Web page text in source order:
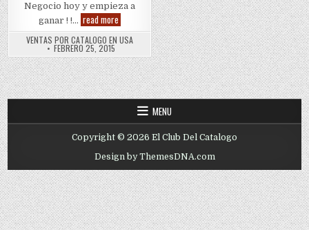
Negocio hoy y empieza a
ganar ! !… read moreRopa
Deportiva
Colombiana
VENTAS POR CATALOGO EN USA
FEBRERO 25, 2015
MENU
Copyright © 2026 El Club Del Catalogo
Design by ThemesDNA.com